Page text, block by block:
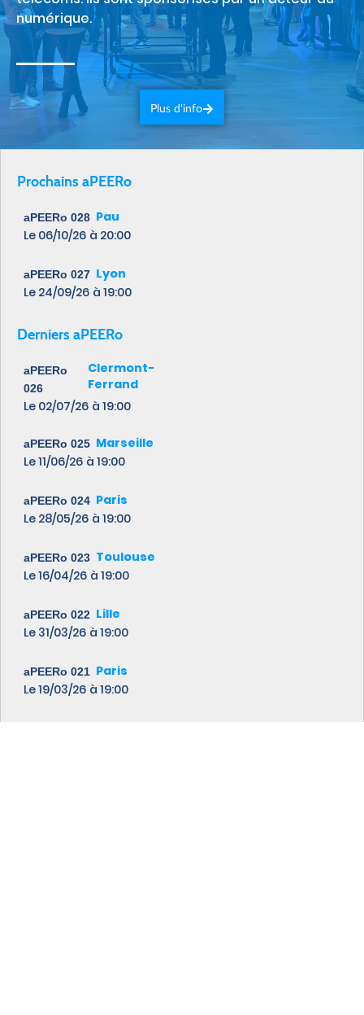
numérique.
Plus d'info
Prochains aPEERo
aPEERo 028 Pau
Le 06/10/26 à 20:00
aPEERo 027 Lyon
Le 24/09/26 à 19:00
Derniers aPEERo
aPEERo
026
Clermont-
Ferrand
Le 02/07/26 à 19:00
aPEERo 025 Marseille
Le 11/06/26 à 19:00
aPEERo 024 Paris
Le 28/05/26 à 19:00
aPEERo 023 Toulouse
Le 16/04/26 à 19:00
aPEERo 022 Lille
Le 31/03/26 à 19:00
aPEERo 021 Paris
Le 19/03/26 à 19:00